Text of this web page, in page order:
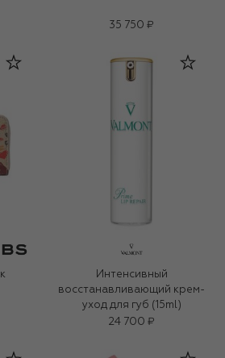
35 750 ₽
Интенсивный
восстанавливающий крем-
уход для губ (15ml)
24 700 ₽